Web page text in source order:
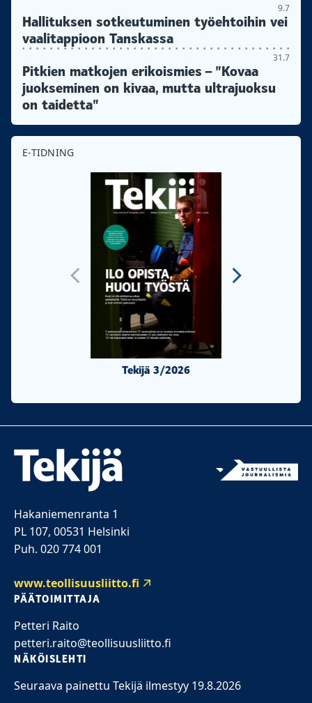
9.7
Hallituksen sotkeutuminen työehtoihin vei
vaalitappioon Tanskassa
31.7
Pitkien matkojen erikoismies – ”Kovaa
juokseminen on kivaa, mutta ultrajuoksu
on taidetta”
E-TIDNING
Tekijä 3/2026
Hakaniemenranta 1
PL 107, 00531 Helsinki
Puh. 020 774 001
www.teollisuusliitto.fi
PÄÄTOIMITTAJA
Petteri Raito
petteri.raito@teollisuusliitto.fi
NÄKÖISLEHTI
Seuraava painettu Tekijä ilmestyy 19.8.2026